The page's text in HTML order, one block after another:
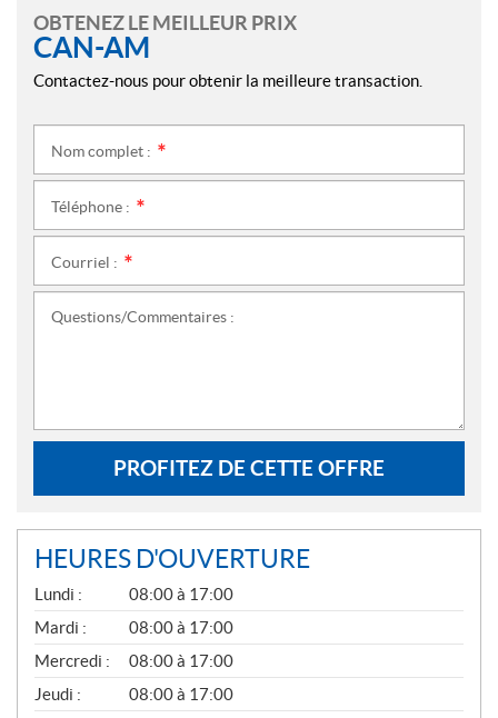
OBTENEZ LE MEILLEUR PRIX
CAN-AM
Contactez-nous pour obtenir la meilleure transaction.
Nom complet :
Téléphone :
Courriel :
Questions/Commentaires :
PROFITEZ DE CETTE OFFRE
HEURES D'OUVERTURE
G
É
N
É
R
A
L
Lundi :
08:00 à 17:00
Mardi :
08:00 à 17:00
Mercredi :
08:00 à 17:00
Jeudi :
08:00 à 17:00